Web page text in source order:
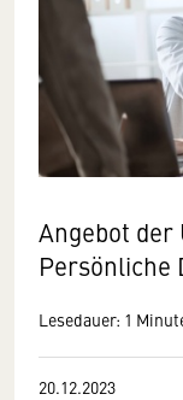
Angebot der
Persönliche
Lesedauer: 1
20.12.2023